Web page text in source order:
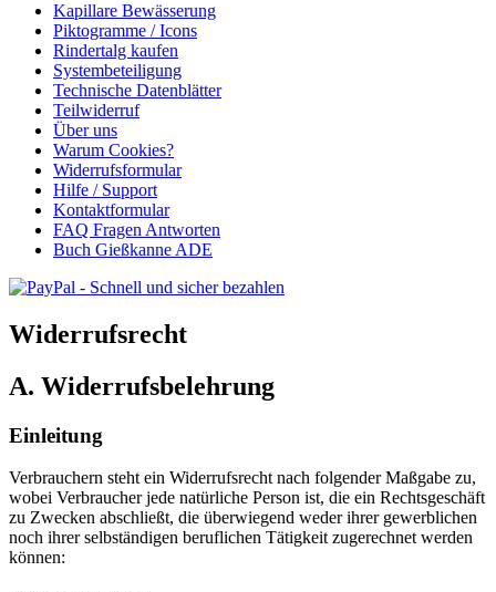
Kapillare Bewässerung
Piktogramme / Icons
Rindertalg kaufen
Systembeteiligung
Technische Datenblätter
Teilwiderruf
Über uns
Warum Cookies?
Widerrufsformular
Hilfe / Support
Kontaktformular
FAQ Fragen Antworten
Buch Gießkanne ADE
Widerrufsrecht
A. Widerrufsbelehrung
Einleitung
Verbrauchern steht ein Widerrufsrecht nach folgender Maßgabe zu,
wobei Verbraucher jede natürliche Person ist, die ein Rechtsgeschäft
zu Zwecken abschließt, die überwiegend weder ihrer gewerblichen
noch ihrer selbständigen beruflichen Tätigkeit zugerechnet werden
können: